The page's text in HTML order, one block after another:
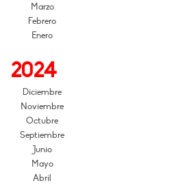
Marzo
Febrero
Enero
2024
Diciembre
Noviembre
Octubre
Septiembre
Junio
Mayo
Abril